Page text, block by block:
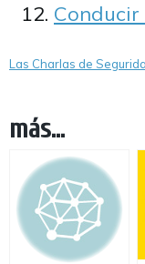
Las Charlas de
más...